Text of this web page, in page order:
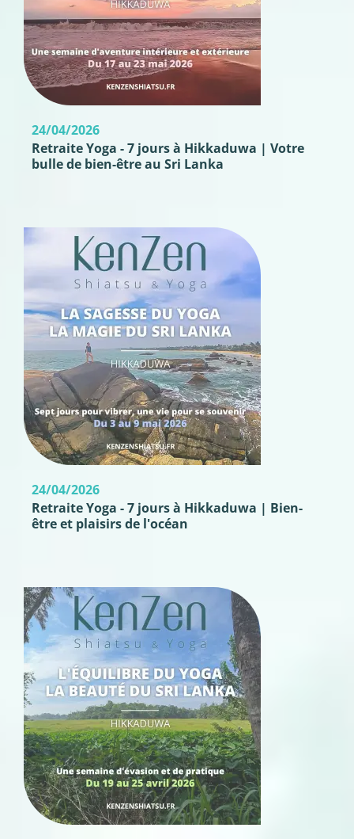
24/04/2026
Retraite Yoga - 7 jours à Hikkaduwa | Votre
bulle de bien-être au Sri Lanka
24/04/2026
Retraite Yoga - 7 jours à Hikkaduwa | Bien-
être et plaisirs de l'océan